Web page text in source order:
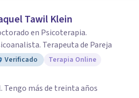
Tawil Klein
en Psicoterapia.
Terapeuta de Pareja
Verificado Terapia Online